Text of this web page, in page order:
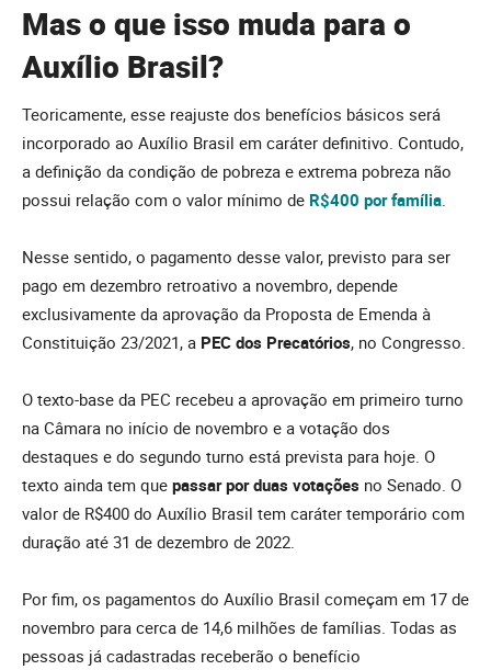
Mas o que isso muda para o
Auxílio Brasil?
Teoricamente, esse reajuste dos benefícios básicos será
incorporado ao Auxílio Brasil em caráter definitivo. Contudo,
a definição da condição de pobreza e extrema pobreza não
possui relação com o valor mínimo de R$400 por família
Nesse sentido, o pagamento desse valor, previsto para ser
pago em dezembro retroativo a novembro, depende
exclusivamente da aprovação da Proposta de Emenda à
Constituição 23/2021, a PEC dos Precatórios, no Congresso.
O texto-base da PEC recebeu a aprovação em primeiro turno
na Câmara no início de novembro e a votação dos
destaques e do segundo turno está prevista para hoje. O
texto ainda tem que passar por duas votações no Senado. O
valor de R$400 do Auxílio Brasil tem caráter temporário com
duração até 31 de dezembro de 2022.
Por fim, os pagamentos do Auxílio Brasil começam em 17 de
novembro para cerca de 14,6 milhões de famílias. Todas as
pessoas já cadastradas receberão o benefício